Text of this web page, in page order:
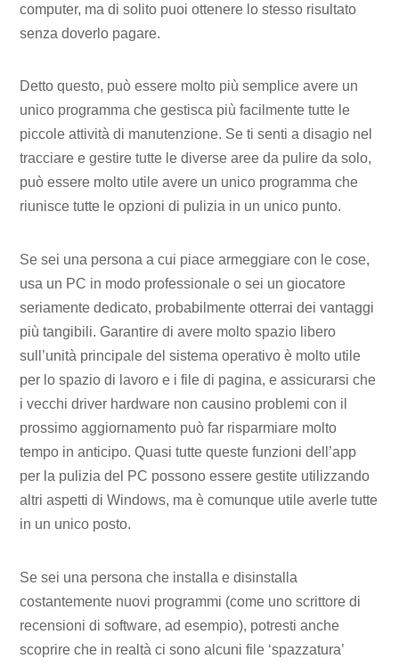
computer, ma di solito puoi ottenere lo stesso risultato
senza doverlo pagare.
Detto questo, può essere molto più semplice avere un
unico programma che gestisca più facilmente tutte le
piccole attività di manutenzione. Se ti senti a disagio nel
tracciare e gestire tutte le diverse aree da pulire da solo,
può essere molto utile avere un unico programma che
riunisce tutte le opzioni di pulizia in un unico punto.
Se sei una persona a cui piace armeggiare con le cose,
usa un PC in modo professionale o sei un giocatore
seriamente dedicato, probabilmente otterrai dei vantaggi
più tangibili. Garantire di avere molto spazio libero
sull’unità principale del sistema operativo è molto utile
per lo spazio di lavoro e i file di pagina, e assicurarsi che
i vecchi driver hardware non causino problemi con il
prossimo aggiornamento può far risparmiare molto
tempo in anticipo. Quasi tutte queste funzioni dell’app
per la pulizia del PC possono essere gestite utilizzando
altri aspetti di Windows, ma è comunque utile averle tutte
in un unico posto.
Se sei una persona che installa e disinstalla
costantemente nuovi programmi (come uno scrittore di
recensioni di software, ad esempio), potresti anche
scoprire che in realtà ci sono alcuni file ‘spazzatura’